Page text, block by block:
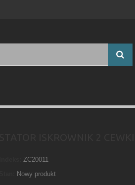
ZC20011
Nowy produkt